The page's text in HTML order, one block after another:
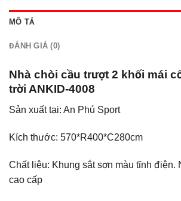
MÔ TẢ
ĐÁNH GIÁ (0)
Nhà chòi cầu trượt 2 khối mái
trời ANKID-4008
Sản xuất tại: An Phú Sport
Kích thước: 570*R400*C280cm
Chất liệu: Khung sắt sơn màu tĩnh điện.
cao cấp